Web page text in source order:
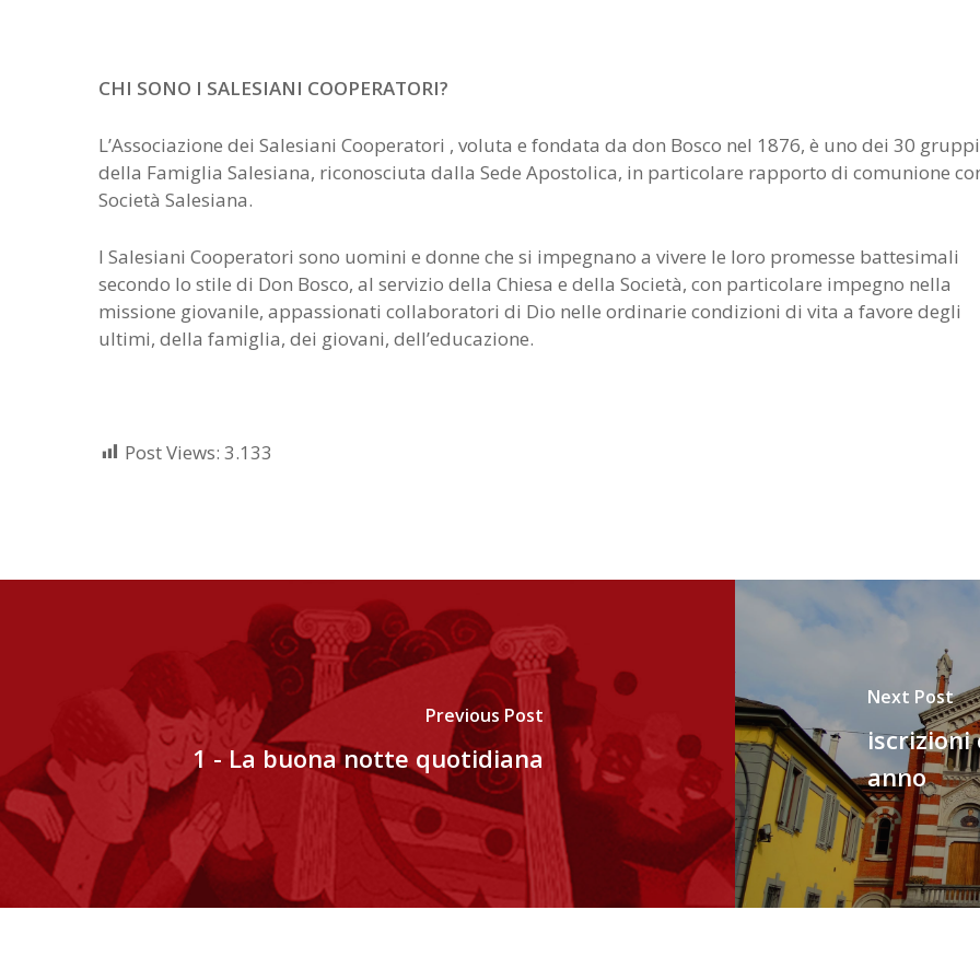
CHI SONO I SALESIANI COOPERATORI?
L’Associazione dei Salesiani Cooperatori , voluta e fondata da don Bosco nel 1876, è uno dei 30 gruppi
della Famiglia Salesiana, riconosciuta dalla Sede Apostolica, in particolare rapporto di comunione
Società Salesiana.
I Salesiani Cooperatori sono uomini e donne che si impegnano a vivere le loro promesse battesimali
secondo lo stile di Don Bosco, al servizio della Chiesa e della Società, con particolare impegno nella
missione giovanile, appassionati collaboratori di Dio nelle ordinarie condizioni di vita a favore degli
ultimi, della famiglia, dei giovani, dell’educazione.
Post Views: 3.133
Previous Post
1 - La buona notte quotidiana
Next Post
iscrizioni
anno